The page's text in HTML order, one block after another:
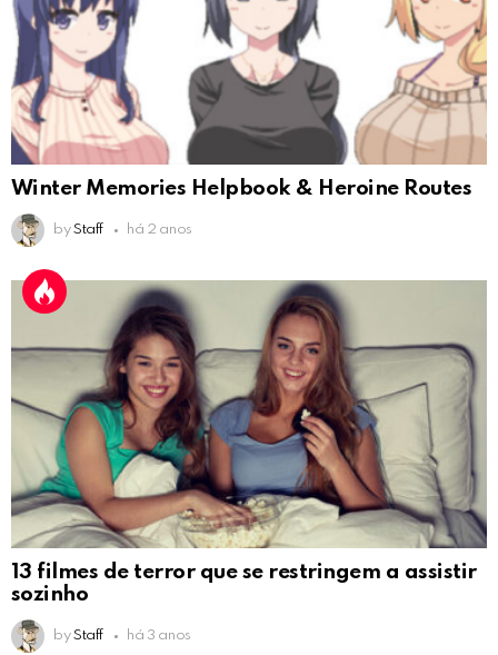
Winter Memories Helpbook & Heroine Routes
by Staff há 2 anos
13 filmes de terror que se restringem a assistir
sozinho
by Staff há 3 anos